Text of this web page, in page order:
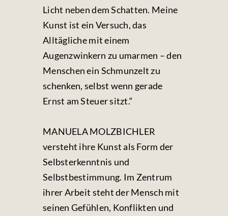
Licht neben dem Schatten. Meine
Kunst ist ein Versuch, das
Alltägliche mit einem
Augenzwinkern zu umarmen – den
Menschen ein Schmunzelt zu
schenken, selbst wenn gerade
Ernst am Steuer sitzt.“
MANUELA MOLZBICHLER
versteht ihre Kunst als Form der
Selbsterkenntnis und
Selbstbestimmung. Im Zentrum
ihrer Arbeit steht der Mensch mit
seinen Gefühlen, Konflikten und